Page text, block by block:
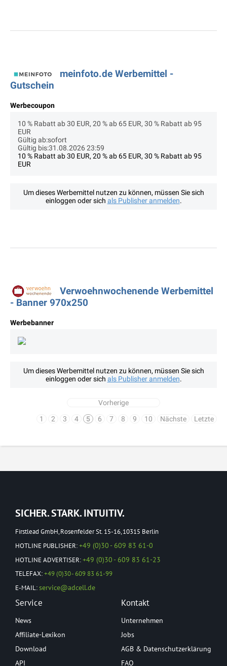
meinfoto.de Werbemittel -
Gutschein
Werbecoupon
10 % Rabatt ab 30 EUR, 20 % ab 65 EUR, 30 % Rabatt ab 95
EUR
Gültig ab:sofort
Gültig bis:31.08.2026 23:59
10 % Rabatt ab 30 EUR, 20 % ab 65 EUR, 30 % Rabatt ab 95
EUR
Um dieses Werbemittel nutzen zu können, müssen Sie sich
einloggen oder sich als Publisher anmelden.
Verwoehnwochenende Werbemittel
- Banner 970x250
Werbebanner
Um dieses Werbemittel nutzen zu können, müssen Sie sich
einloggen oder sich als Publisher anmelden.
Vorherige
1
2 3 4 5 6 7 8 9 10 Nächste Letzte
SICHER. STARK. INTUITIV.
Firstlead GmbH, Rosenfelder St. 15-16, 10315 Berlin
HOTLINE PUBLISHER:+49 (0)30 - 609 83 61-0
HOTLINE ADVERTISER:+49 (0)30 - 609 83 61-23
TELEFAX:+49 (0)30 - 609 83 61-99
E-MAIL:service@adcell.de
Service
News
Affiliate-Lexikon
Download
API
Kontakt
Unternehmen
Jobs
AGB & Datenschutzerklärung
FAQ